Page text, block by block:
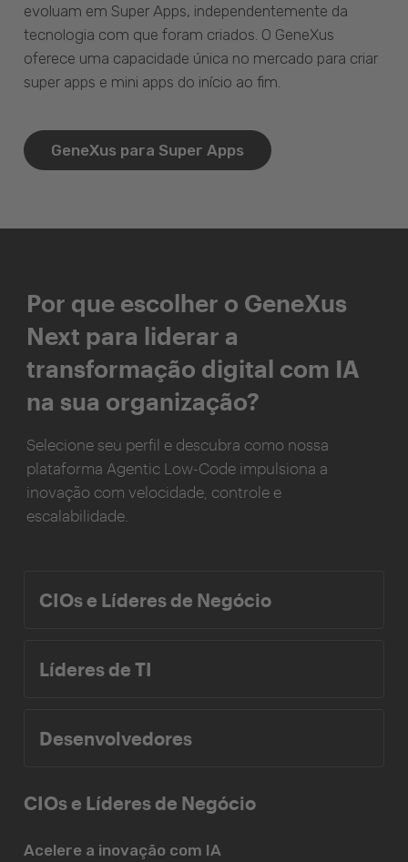
evoluam em Super Apps, independentemente da
tecnologia com que foram criados. O GeneXus
oferece uma capacidade única no mercado para criar
super apps e mini apps do início ao fim.
GeneXus para Super Apps
Por que escolher o GeneXus
Next para liderar a
transformação digital com IA
na sua organização?
Selecione seu perfil e descubra como nossa
plataforma Agentic Low-Code impulsiona a
inovação com velocidade, controle e
escalabilidade.
CIOs e Líderes de Negócio
Líderes de TI
Desenvolvedores
CIOs e Líderes de Negócio
Acelere a inovação com IA